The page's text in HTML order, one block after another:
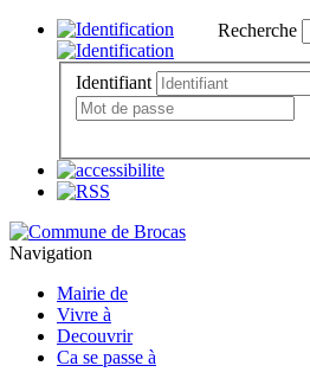
Recherche
Identifiant
Navigation
Mairie de
Vivre à
Decouvrir
Ca se passe à